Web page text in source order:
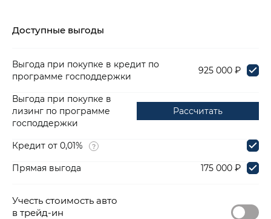
Доступные выгоды
Выгода при покупке в кредит по
программе господдержки
925 000 ₽
Выгода при покупке в
лизинг по программе
господдержки
Рассчитать
Кредит от 0,01%
Прямая выгода
175 000 ₽
Учесть стоимость авто
в трейд-ин